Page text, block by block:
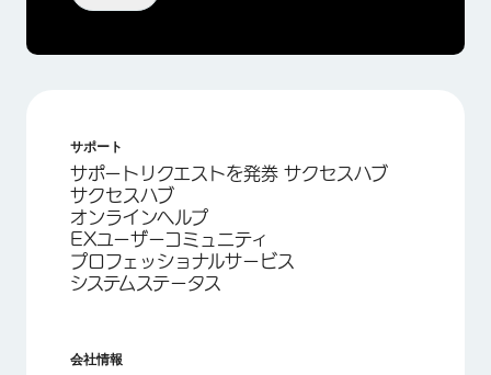
サポート
サポートリクエストを発券 サクセスハブ
サクセスハブ
オンラインヘルプ
EXユーザーコミュニティ
プロフェッショナルサービス
システムステータス
会社情報